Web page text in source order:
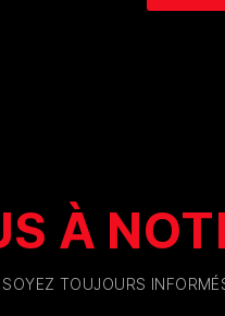
À
SOYEZ TOUJOURS